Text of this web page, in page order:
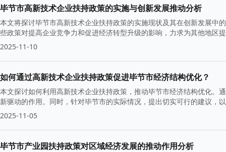
毕节市高新技术企业扶持政策的实施与创新发展推动分析
本文将探讨毕节市高新技术企业扶持政策的实施现状及其在创新发展中
些政策对提高企业竞争力和促进经济转型升级的影响，力求为其他地区
2025-11-10
如何通过高新技术企业扶持政策促进毕节市经济结构优化？
本文探讨如何利用高新技术企业扶持政策，推动毕节市经济结构优化。
新驱动的作用。同时，针对毕节市的实际情况，提出切实可行的建议，
2025-11-05
毕节市产业园扶持政策对区域经济发展的推动作用分析